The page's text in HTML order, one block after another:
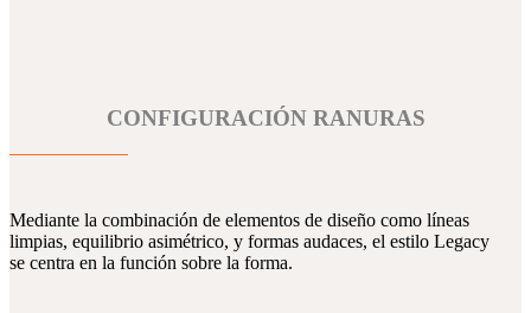
CONFIGURACIÓN RANURAS
Mediante la combinación de elementos de diseño como líneas
limpias, equilibrio asimétrico, y formas audaces, el estilo Legacy
se centra en la función sobre la forma.